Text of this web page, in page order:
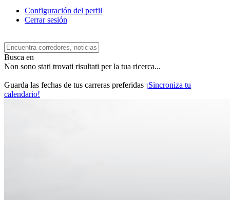
Configuración del perfil
Cerrar sesión
Busca en
Non sono stati trovati risultati per la tua ricerca...
Guarda las fechas de tus carreras preferidas ¡Sincroniza tu
calendario!